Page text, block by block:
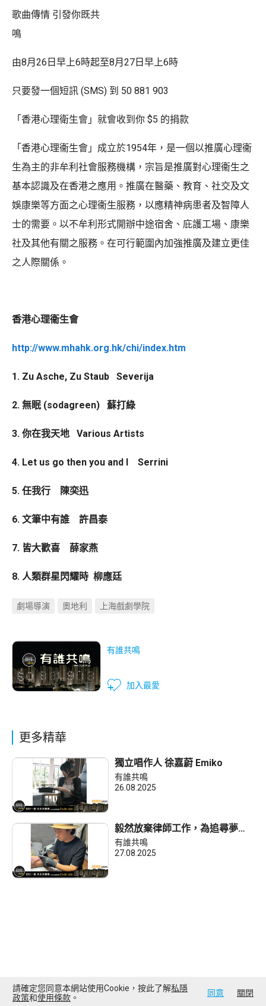
歌曲傳情 引發你既共
鳴
由8月26日早上6時起至8月27日早上6時
只要發一個短訊 (SMS) 到 50 881 903
「香港心理衛生會」就會收到你 $5 的捐款
「香港心理衞生會」成立於1954年，是一個以推廣心理衞
生為主的非牟利社會服務機構，宗旨是推廣對心理衞生之
基本認識及在香港之應用。推廣在醫藥、教育、社交及文
娛康樂等方面之心理衞生服務，以應精神病患者及智障人
士的需要。以不牟利形式開辦中途宿舍、庇護工場、康樂
社及其他有關之服務。在可行範圍內加強推廣及建立更佳
之人際關係。
香港心理衞生會
http://www.mhahk.org.hk/chi/index.htm
1. Zu Asche, Zu Staub Severija
2. ⁠無眠 (sodagreen) 蘇打綠
3. ⁠你在我天地 Various Artists
4. ⁠Let us go then you and I Serrini
5. ⁠任我行 陳奕迅
6. ⁠文筆中有誰 許昌泰
7. ⁠皆大歡喜 薛家燕
8. ⁠人類群星閃耀時 柳應廷
劇場導演 奧地利 上海戲劇學院
有誰共鳴
加入最愛
更多精華
獨立唱作人 徐嘉蔚 Emiko
有誰共鳴
26.08.2025
毅然放棄律師工作，為追尋夢想
去做紋身師！
有誰共鳴
27.08.2025
請確定您同意本網站使用Cookie，按此了解私隱
政策和使用條款 。 同意 關閉